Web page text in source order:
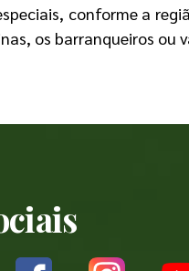
conforme a
os barranqueiros ou